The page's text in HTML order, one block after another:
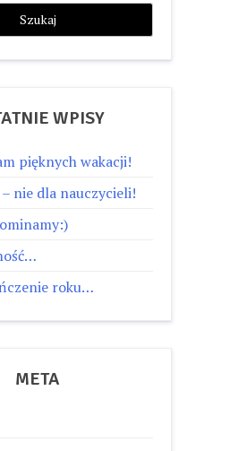
WPISY
pięknych wakacji!
nie dla nauczycieli!
roku…
META